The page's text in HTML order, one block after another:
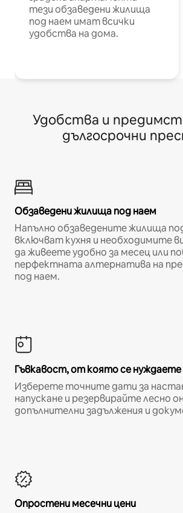
тези обзаведени жилища
под наем имат всички
удобства на дома.
Удобства и
дългосрочни
Обзаведени жилища под наем
Напълно обзаведените жилища
включват кухня и необходимите
да живеете удобно за месец или
перфектната алтернатива на
под наем.
Гъвкавост, от която се нуждаете
Изберете точните дати за
напускане и резервирайте лесно
допълнителни задължения и
Опростени месечни цени